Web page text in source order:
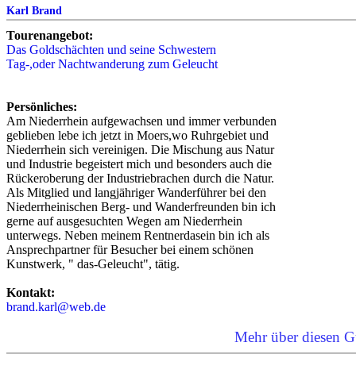
Karl Brand
Tourenangebot:
Das Goldschächten und seine Schwestern
Tag-,oder Nachtwanderung zum Geleucht
Persönliches:
Am Niederrhein aufgewachsen und immer verbunden
geblieben lebe ich jetzt in Moers,wo Ruhrgebiet und
Niederrhein sich vereinigen. Die Mischung aus Natur
und Industrie begeistert mich und besonders auch die
Rückeroberung der Industriebrachen durch die Natur.
Als Mitglied und langjähriger Wanderführer bei den
Niederrheinischen Berg- und Wanderfreunden bin ich
gerne auf ausgesuchten Wegen am Niederrhein
unterwegs. Neben meinem Rentnerdasein bin ich als
Ansprechpartner für Besucher bei einem schönen
Kunstwerk, " das-Geleucht", tätig.
Kontakt:
brand.karl@web.de
Mehr über diesen